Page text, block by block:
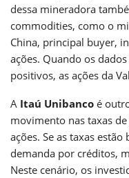
dessa mineradora
commodities, como o
China, principal buyer,
ações. Quando os
positivos, as ações da
A Itaú Unibanco é
movimento nas taxas
ações. Se as taxas
demanda por créditos,
Neste cenário, os